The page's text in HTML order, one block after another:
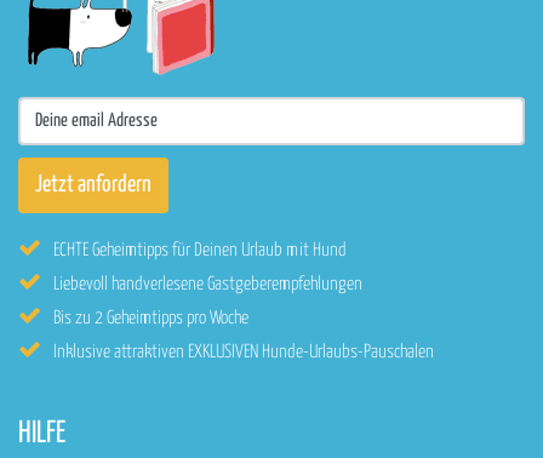
ECHTE Geheimtipps für Deinen Urlaub mit Hund
Liebevoll handverlesene Gastgeberempfehlungen
Bis zu 2 Geheimtipps pro Woche
Inklusive attraktiven EXKLUSIVEN Hunde-Urlaubs-Pauschalen
HILFE